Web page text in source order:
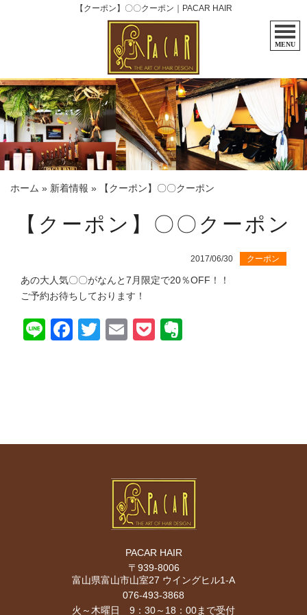
【クーポン】〇〇クーポン｜PACAR HAIR
MENU
ホーム » 新着情報 » 【クーポン】〇〇クーポン
【クーポン】〇〇クーポン
2017/06/30 クーポン
あの大人気〇〇がなんと7月限定で20％OFF！！
ご予約お待ちしております！
LineFacebook
Twitter
EmailPocket
PACAR HAIR
〒939-8006
富山県富山市山室27 ウイングヒル1-A
076-493-3868
火～木曜日 9：30～18：00まで受付